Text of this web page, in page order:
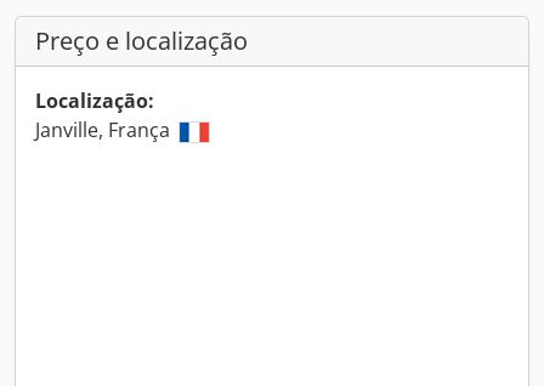
Preço e localização
Localização:
Janville, França